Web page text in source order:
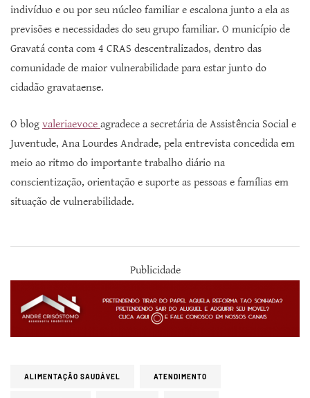
indivíduo e ou por seu núcleo familiar e escalona junto a ela as
previsões e necessidades do seu grupo familiar. O município de
Gravatá conta com 4 CRAS descentralizados, dentro das
comunidade de maior vulnerabilidade para estar junto do
cidadão gravataense.
O blog valeriaevoce agradece a secretária de Assistência Social e
Juventude, Ana Lourdes Andrade, pela entrevista concedida em
meio ao ritmo do importante trabalho diário na
conscientização, orientação e suporte as pessoas e famílias em
situação de vulnerabilidade.
Publicidade
ALIMENTAÇÃO SAUDÁVEL ATENDIMENTO